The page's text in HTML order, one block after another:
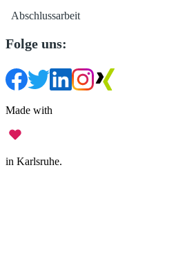
Abschlussarbeit
Folge uns:
Made with
in Karlsruhe.